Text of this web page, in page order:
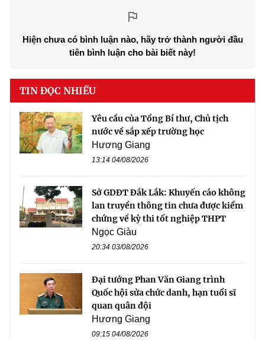
Hiện chưa có bình luận nào, hãy trở thành người đầu
tiên bình luận cho bài biết này!
TIN ĐỌC NHIỀU
Yêu cầu của Tổng Bí thư, Chủ tịch
nước về sắp xếp trường học
Hương Giang
13:14 04/08/2026
Sở GDĐT Đắk Lắk: Khuyến cáo không
lan truyền thông tin chưa được kiểm
chứng về kỳ thi tốt nghiệp THPT
Ngọc Giàu
20:34 03/08/2026
Đại tướng Phan Văn Giang trình
Quốc hội sửa chức danh, hạn tuổi sĩ
quan quân đội
Hương Giang
09:15 04/08/2026